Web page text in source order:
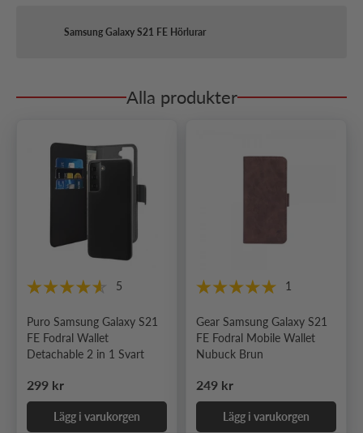
Samsung Galaxy S21 FE Hörlurar
Alla produkter
5
Puro Samsung Galaxy S21
FE Fodral Wallet
Detachable 2 in 1 Svart
Ordinarie pris
299 kr
Lägg i varukorgen
1
Gear Samsung Galaxy S21
FE Fodral Mobile Wallet
Nubuck Brun
Ordinarie pris
249 kr
Lägg i varukorgen